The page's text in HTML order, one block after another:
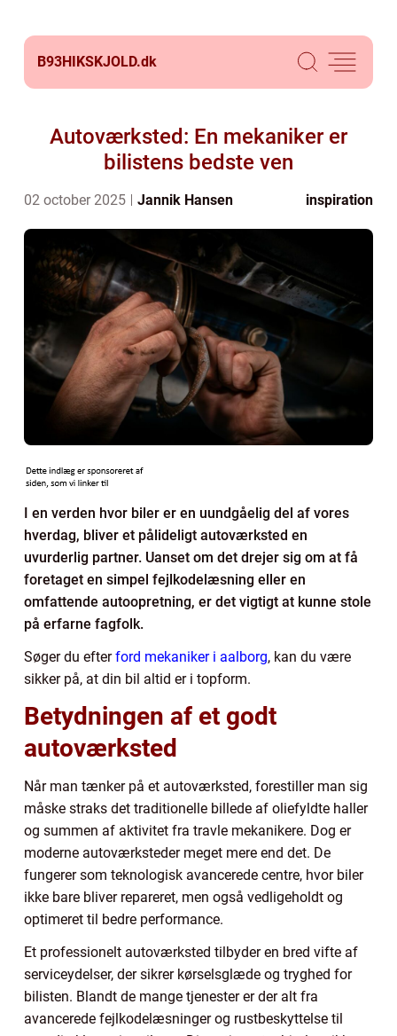
B93HIKSKJOLD.dk
Autoværksted: En mekaniker er
bilistens bedste ven
02 october 2025 Jannik Hansen inspiration
I en verden hvor biler er en uundgåelig del af vores
hverdag, bliver et pålideligt autoværksted en
uvurderlig partner. Uanset om det drejer sig om at få
foretaget en simpel fejlkodelæsning eller en
omfattende autoopretning, er det vigtigt at kunne stole
på erfarne fagfolk.
Søger du efterford mekaniker i aalborg, kan du være
sikker på, at din bil altid er i topform.
Betydningen af et godt
autoværksted
Når man tænker på et autoværksted, forestiller man sig
måske straks det traditionelle billede af oliefyldte haller
og summen af aktivitet fra travle mekanikere. Dog er
moderne autoværksteder meget mere end det. De
fungerer som teknologisk avancerede centre, hvor biler
ikke bare bliver repareret, men også vedligeholdt og
optimeret til bedre performance.
Et professionelt autoværksted tilbyder en bred vifte af
serviceydelser, der sikrer kørselsglæde og tryghed for
bilisten. Blandt de mange tjenester er der alt fra
avancerede fejlkodelæsninger og rustbeskyttelse til